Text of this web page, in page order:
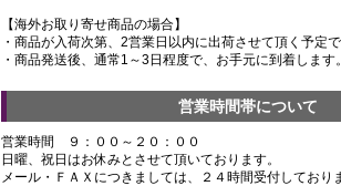
【海外お取り寄せ商品の場合】
・商品が入荷次第、2営業日以内に出荷させて頂く予定で
・商品発送後、通常1～3日程度で、お手元に到着します。
営業時間帯について
営業時間 ９：００～２０：００
日曜、祝日はお休みとさせて頂いております。
メール・ＦＡＸにつきましては、２４時間受付しており